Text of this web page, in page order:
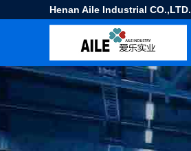
Henan Aile Industrial CO.,LTD.